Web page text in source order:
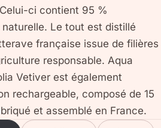
ci contient 95 %
Le tout est distillé
française issue de filières
responsable. Aqua
Vetiver est également
rechargeable, composé de 15
et assemblé en France.